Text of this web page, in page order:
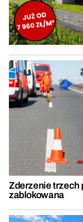
Zderzenie trzech
zablokowana